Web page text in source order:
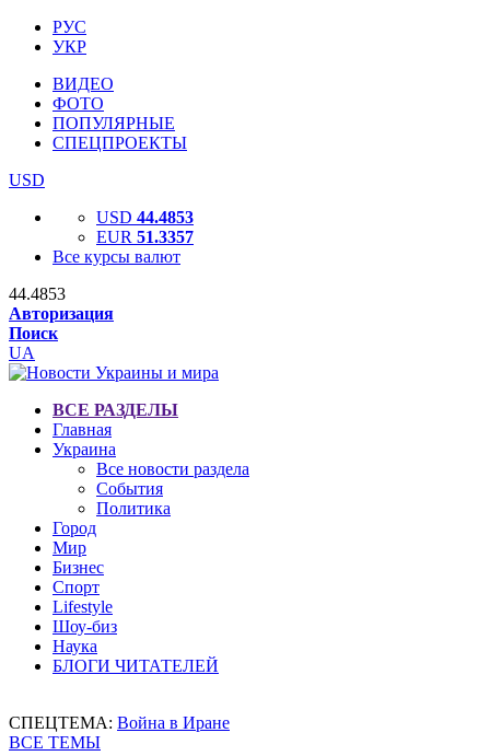
РУС
УКР
ВИДЕО
ФОТО
ПОПУЛЯРНЫЕ
СПЕЦПРОЕКТЫ
USD
USD 44.4853
EUR 51.3357
Все курсы валют
44.4853
Авторизация
Поиск
UA
ВСЕ РАЗДЕЛЫ
Главная
Украина
Все новости раздела
События
Политика
Город
Мир
Бизнес
Спорт
Lifestyle
Шоу-биз
Наука
БЛОГИ ЧИТАТЕЛЕЙ
СПЕЦТЕМА: Война в Иране
ВСЕ ТЕМЫ